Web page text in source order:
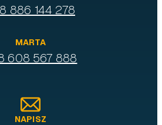
886 144 278
MARTA
608 567 888
NAPISZ